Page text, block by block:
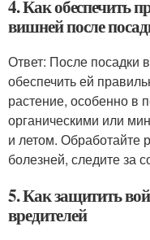
4. Как обеспечить
вишней после
Ответ: После посадки
обеспечить ей
растение, особенно в
органическими или
и летом. Обработайте
болезней, следите за
5. Как защитить
вредителей